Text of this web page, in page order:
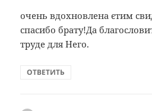
очень вдохновлена єтим
спасибо брату!Да
труде для Него.
ОТВЕТИТЬ